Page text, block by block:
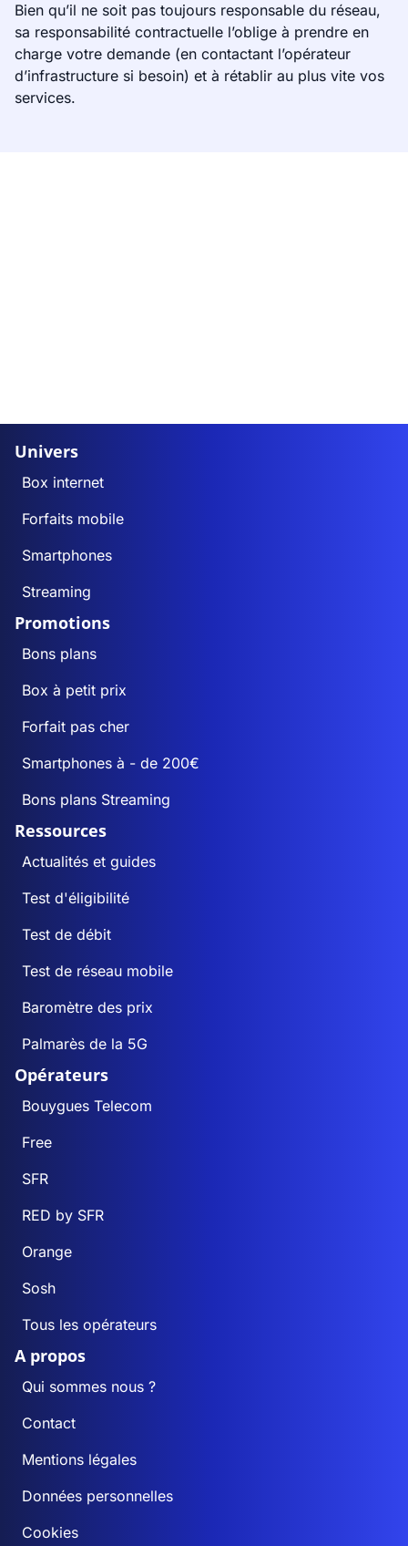
Bien qu’il ne soit pas toujours responsable du réseau,
sa responsabilité contractuelle l’oblige à prendre en
charge votre demande (en contactant l’opérateur
d’infrastructure si besoin) et à rétablir au plus vite vos
services.
Univers
Box internet
Forfaits mobile
Smartphones
Streaming
Promotions
Bons plans
Box à petit prix
Forfait pas cher
Smartphones à - de 200€
Bons plans Streaming
Ressources
Actualités et guides
Test d'éligibilité
Test de débit
Test de réseau mobile
Baromètre des prix
Palmarès de la 5G
Opérateurs
Bouygues Telecom
Free
SFR
RED by SFR
Orange
Sosh
Tous les opérateurs
A propos
Qui sommes nous ?
Contact
Mentions légales
Données personnelles
Cookies